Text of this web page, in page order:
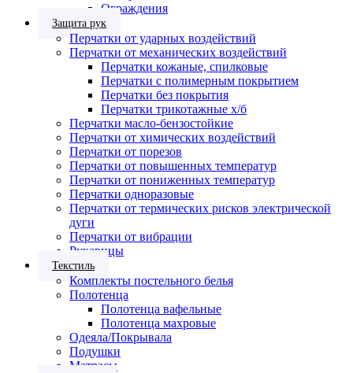
Ограждения
Защита рук
Перчатки от ударных воздействий
Перчатки от механических воздействий
Перчатки кожаные, спилковые
Перчатки с полимерным покрытием
Перчатки без покрытия
Перчатки трикотажные х/б
Перчатки масло-бензостойкие
Перчатки от химических воздействий
Перчатки от порезов
Перчатки от повышенных температур
Перчатки от пониженных температур
Перчатки одноразовые
Перчатки от термических рисков электрической
дуги
Перчатки от вибрации
Рукавицы
Текстиль
Комплекты постельного белья
Полотенца
Полотенца вафельные
Полотенца махровые
Одеяла/Покрывала
Подушки
Матрасы